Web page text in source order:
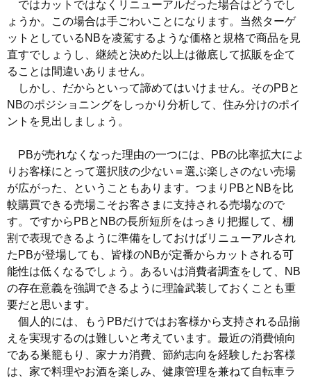
ではカットではなくリニューアルだった場合はどうでし
ょうか。この場合は手ごわいことになります。当然ターゲ
ットとしているNBを凌駕するような価格と規格で商品を見
直すでしょうし、継続と決めた以上は徹底して拡販を企て
ることは間違いありません。
しかし、だからといって諦めてはいけません。そのPBと
NBのポジショニングをしっかり分析して、住み分けのポイ
ントを見出しましょう。
PBが売れなくなった理由の一つには、PBの比率拡大によ
りお客様にとって選択肢の少ない＝選ぶ楽しさのない売場
が広がった、ということもあります。つまりPBとNBを比
較購買できる売場こそお客さまに支持される売場なので
す。ですからPBとNBの長所短所をはっきり把握して、棚
割で表現できるように準備をしておけばリニューアルされ
たPBが登場しても、皆様のNBが定番からカットされる可
能性は低くなるでしょう。あるいは消費者調査をして、NB
の存在意義を強調できるように理論武装しておくことも重
要だと思います。
個人的には、もうPBだけではお客様から支持される品揃
えを実現するのは難しいと考えています。最近の消費傾向
である巣籠もり、家ナカ消費、節約志向を経験したお客様
は、家で料理やお酒を楽しみ、健康管理を兼ねて自転車ラ